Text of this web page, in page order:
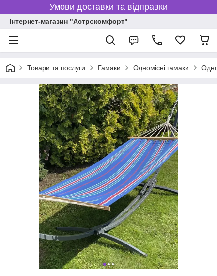
Умови доставки та відправки
Інтернет-магазин "Астрокомфорт"
Товари та послуги Гамаки Одномісні гамаки